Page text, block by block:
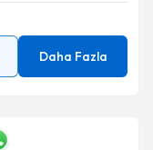
Daha Fazla